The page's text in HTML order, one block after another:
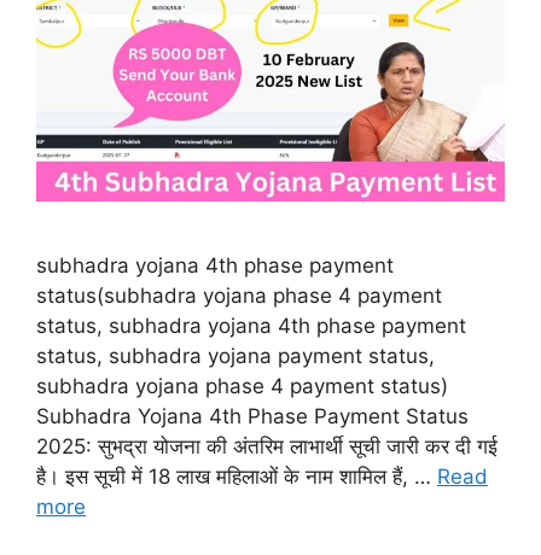
subhadra yojana 4th phase payment
status(subhadra yojana phase 4 payment
status, subhadra yojana 4th phase payment
status, subhadra yojana payment status,
subhadra yojana phase 4 payment status)
Subhadra Yojana 4th Phase Payment Status
2025: सुभद्रा योजना की अंतरिम लाभार्थी सूची जारी कर दी गई
है। इस सूची में 18 लाख महिलाओं के नाम शामिल हैं, … Read
more